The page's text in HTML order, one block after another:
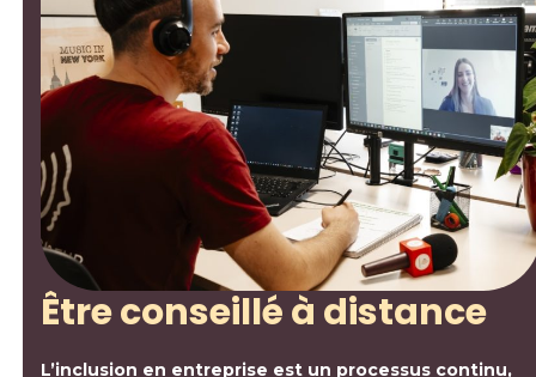
Être conseillé à distance
L’inclusion en entreprise est un processus continu,